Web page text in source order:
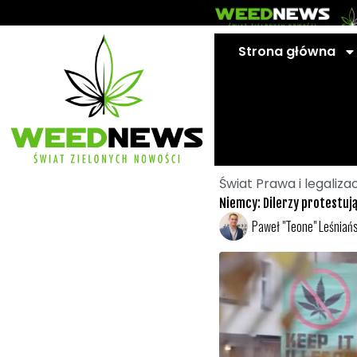
do
Strona główna
Świat Prawa i
Niemcy: Dilerzy
Paweł "Teone"